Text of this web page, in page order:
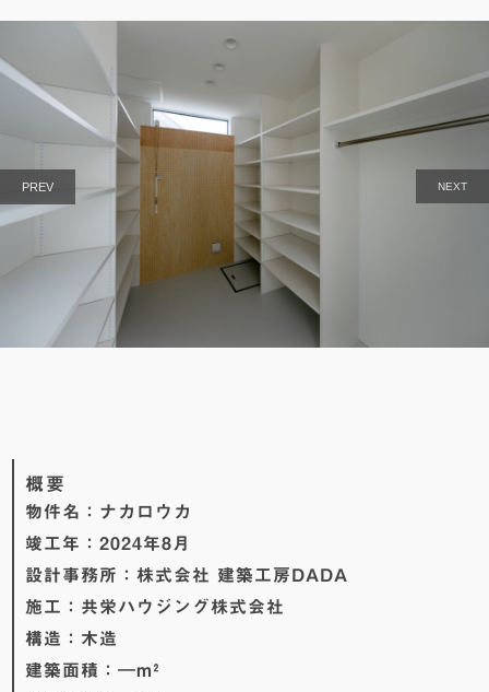
PREV NEXT
概要
物件名： ナカロウカ
竣工年：2024年8月
設計事務所：株式会社 建築工房DADA
施工： 共栄ハウジング株式会社
構造： 木造
建築面積：―m²